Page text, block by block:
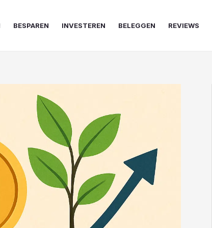
BESPAREN INVESTEREN BELEGGEN REVIEWS